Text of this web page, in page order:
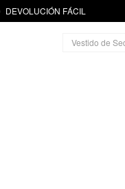
DEVOLUCIÓN FÁCIL